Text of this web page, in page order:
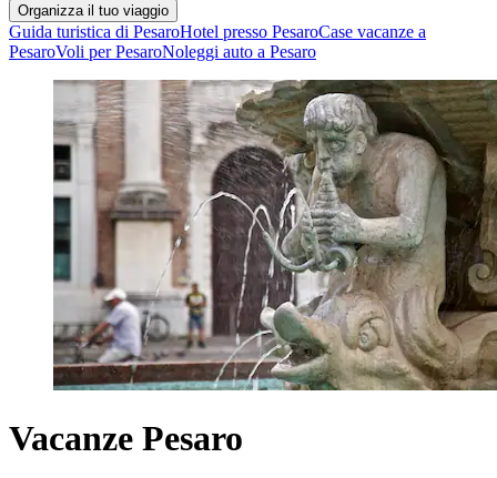
Organizza il tuo viaggio
Guida turistica di PesaroHotel presso PesaroCase vacanze a
PesaroVoli per PesaroNoleggi auto a Pesaro
Vacanze Pesaro